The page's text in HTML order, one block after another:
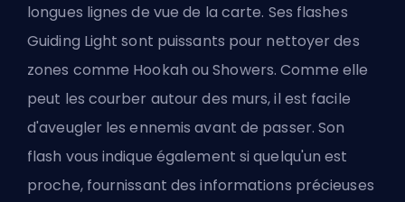
longues lignes de vue de la carte. Ses flashes
Guiding Light sont puissants pour nettoyer des
zones comme Hookah ou Showers. Comme elle
peut les courber autour des murs, il est facile
d'aveugler les ennemis avant de passer. Son
flash vous indique également si quelqu'un est
proche, fournissant des informations précieuses